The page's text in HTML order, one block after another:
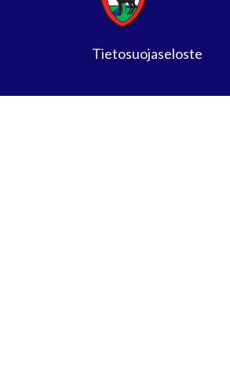
Tietosuojaseloste